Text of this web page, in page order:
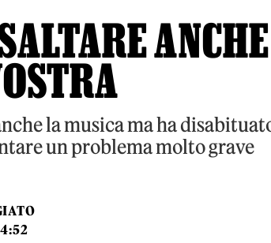
ANCHE
la musica ma ha
un problema molto grave